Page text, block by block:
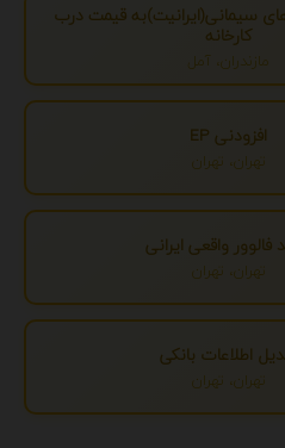
سیمانی(ایرانیت)به قیمت درب
کارخانه
مازندران، آمل
افزودنی EP
تهران، تهران
فالوور واقعی ایرانی
تهران، تهران
اطلاعات بانکی
تهران، تهران